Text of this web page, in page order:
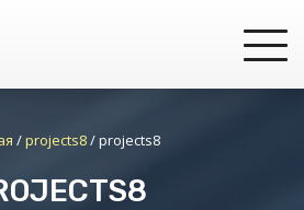
/projects8/projects8